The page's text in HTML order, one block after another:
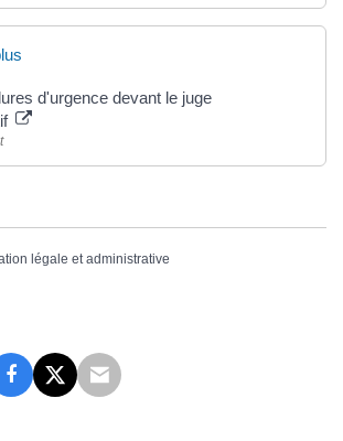
d'urgence devant le juge
légale et administrative